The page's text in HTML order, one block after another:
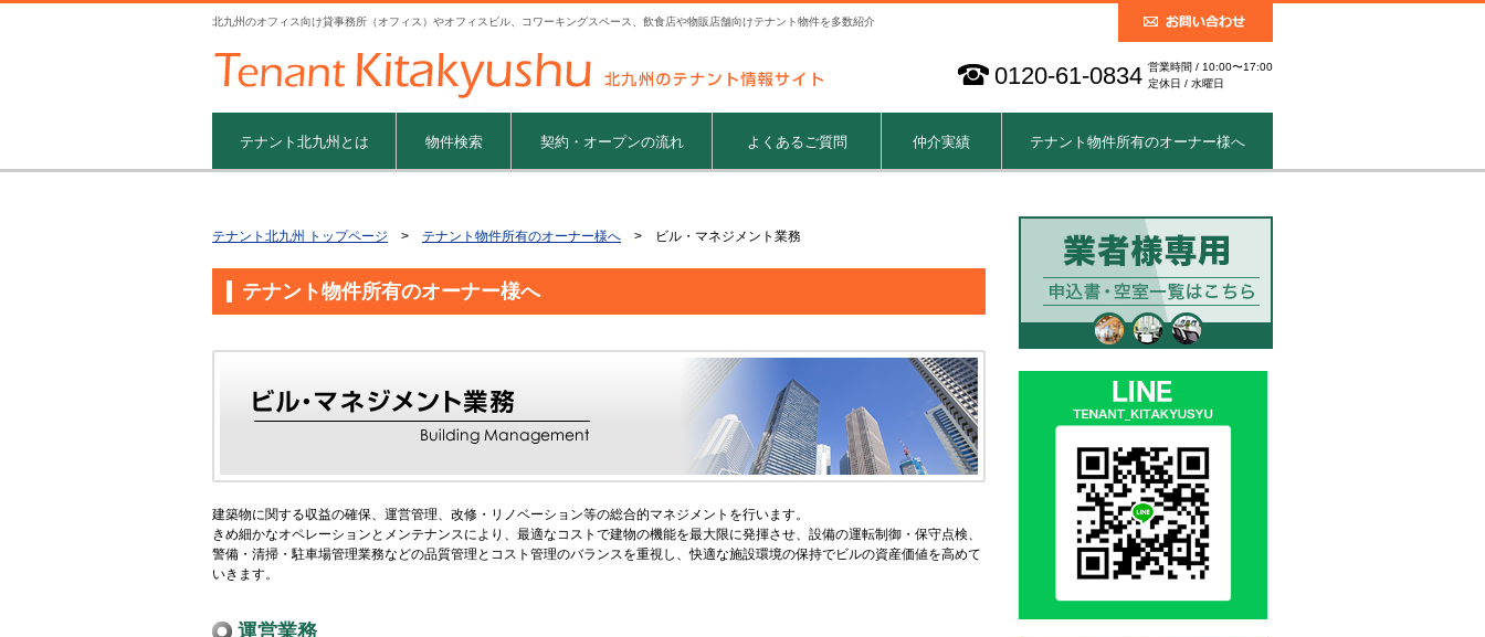
北九州のオフィス向け貸事務所（オフィス）やオフィスビル、コワーキングスペース、飲食店や物販店舗向けテナント物件を多数紹介
0120-61-0834 営業時間 / 10:00〜17:00
定休日 / 水曜日
テナント北九州とは 物件検索 契約・オープンの流れ よくあるご質問 仲介実績 テナント物件所有のオーナー様へ
テナント北九州 トップページ > テナント物件所有のオーナー様へ > ビル・マネジメント業務
テナント物件所有のオーナー様へ
建築物に関する収益の確保、運営管理、改修・リノベーション等の総合的マネジメントを行います。
きめ細かなオペレーションとメンテナンスにより、最適なコストで建物の機能を最大限に発揮させ、設備の運転制御・保守点検、
警備・清掃・駐車場管理業務などの品質管理とコスト管理のバランスを重視し、快適な施設環境の保持でビルの資産価値を高めて
いきます。
運営業務